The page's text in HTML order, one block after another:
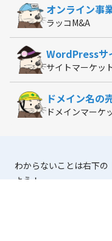
オンライン事
ラッコM&A
WordPressサ
サイトマーケッ
ドメイン名の
ドメインマーケ
わからないことは右下の
よう！